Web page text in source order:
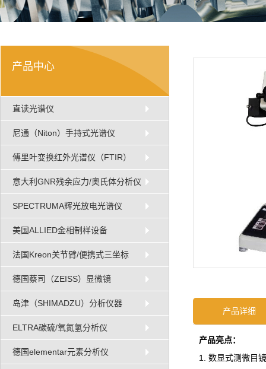
产品中心
直读光谱仪
尼通（Niton）手持式光谱仪
傅里叶变换红外光谱仪（FTIR）
意大利GNR残余应力/奥氏体分析仪
SPECTRUMA辉光放电光谱仪
美国ALLIED金相制样设备
法国Kreon关节臂/便携式三坐标
德国蔡司（ZEISS）显微镜
岛津（SHIMADZU）分析仪器
ELTRA碳硫/氧氮氢分析仪
德国elementar元素分析仪
产品详细
产品亮点：
1. 数显式测微目镜